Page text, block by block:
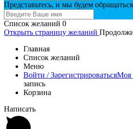
Представьтесь, и мы будем
Список желаний 0
Открыть страницу желаний
Главная
Список желаний
Меню
Войти / ЗарегистрироватьсяМоя
запись
Корзина
Написать